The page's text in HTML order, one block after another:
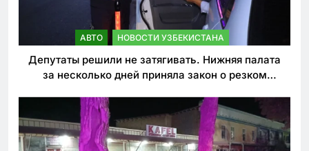
АВТО НОВОСТИ УЗБЕКИСТАНА
Депутаты решили не затягивать. Нижняя палата
за несколько дней приняла закон о резком